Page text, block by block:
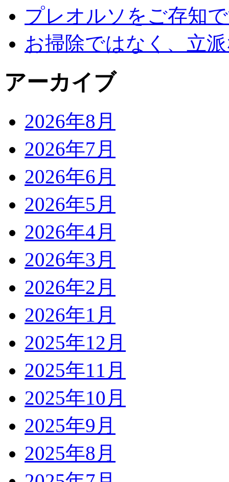
プレオルソをご存知
お掃除ではなく、立
アーカイブ
2026年8月
2026年7月
2026年6月
2026年5月
2026年4月
2026年3月
2026年2月
2026年1月
2025年12月
2025年11月
2025年10月
2025年9月
2025年8月